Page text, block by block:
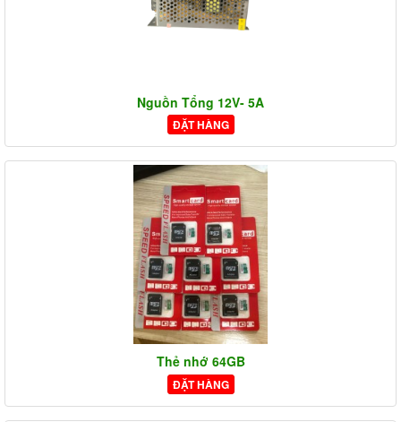
Nguồn Tổng 12V- 5A
ĐẶT HÀNG
Thẻ nhớ 64GB
ĐẶT HÀNG